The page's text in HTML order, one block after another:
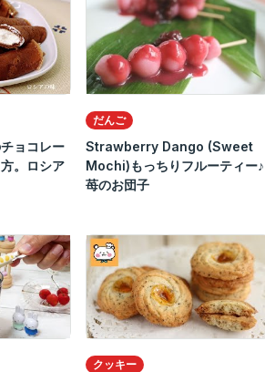
ョコレー
。ロシア
だんご
Strawberry Dango (Sweet
Mochi)もっちりフルーティー♪
苺のお団子
クッキー